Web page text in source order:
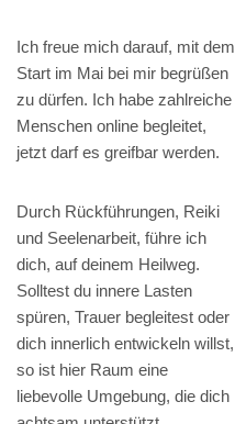
Ich freue mich darauf, mit dem
Start im Mai bei mir begrüßen
zu dürfen. Ich habe zahlreiche
Menschen online begleitet,
jetzt darf es greifbar werden.
Durch Rückführungen, Reiki
und Seelenarbeit, führe ich
dich, auf deinem Heilweg.
Solltest du innere Lasten
spüren, Trauer begleitest oder
dich innerlich entwickeln willst,
so ist hier Raum eine
liebevolle Umgebung, die dich